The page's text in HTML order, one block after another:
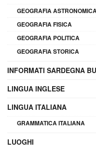
GEOGRAFIA
GEOGRAFIA FISICA
GEOGRAFIA POLITICA
GEOGRAFIA STORICA
INFORMATI SARDEGNA
LINGUA INGLESE
LINGUA ITALIANA
GRAMMATICA ITALIANA
LUOGHI